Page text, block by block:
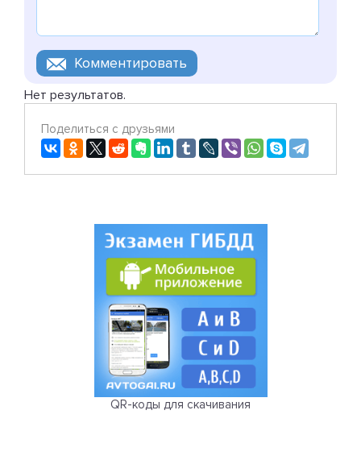
Нет результатов.
Поделиться с друзьями
QR-коды для скачивания